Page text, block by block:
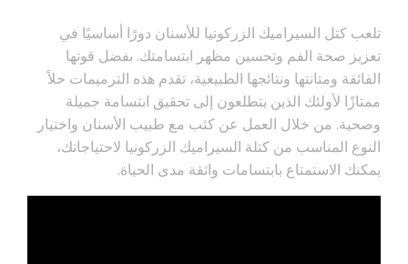
تلعب كتل السيراميك الزركونيا للأسنان دورًا أساسيًا في
تعزيز صحة الفم وتحسين مظهر ابتسامتك. بفضل قوتها
الفائقة ومتانتها ونتائجها الطبيعية، تقدم هذه الترميمات حلاً
ممتازًا لأولئك الذين يتطلعون إلى تحقيق ابتسامة جميلة
وصحية. من خلال العمل عن كثب مع طبيب الأسنان واختيار
النوع المناسب من كتلة السيراميك الزركونيا لاحتياجاتك،
يمكنك الاستمتاع بابتسامات واثقة مدى الحياة.